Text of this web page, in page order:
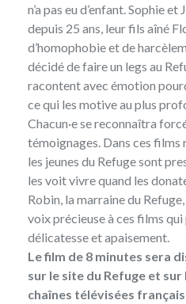
n’a pas eu d’enfant. Sophie
depuis 25 ans, leur fils aîné
d’homophobie et de
décidé de faire un legs au
racontent avec émotion
ce qui les motive au plus
Chacun·e se reconnaîtra
témoignages. Dans ces films
les jeunes du Refuge sont
les voit vivre quand les
Robin, la marraine du
voix précieuse à ces films qui
délicatesse et apaisement.
Le film de 8 minutes sera
sur le site du Refuge et
chaînes télévisées